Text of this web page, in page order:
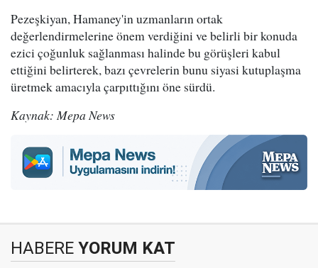
Pezeşkiyan, Hamaney'in uzmanların ortak
değerlendirmelerine önem verdiğini ve belirli bir konuda
ezici çoğunluk sağlanması halinde bu görüşleri kabul
ettiğini belirterek, bazı çevrelerin bunu siyasi kutuplaşma
üretmek amacıyla çarpıttığını öne sürdü.
Kaynak: Mepa News
HABERE YORUM KAT